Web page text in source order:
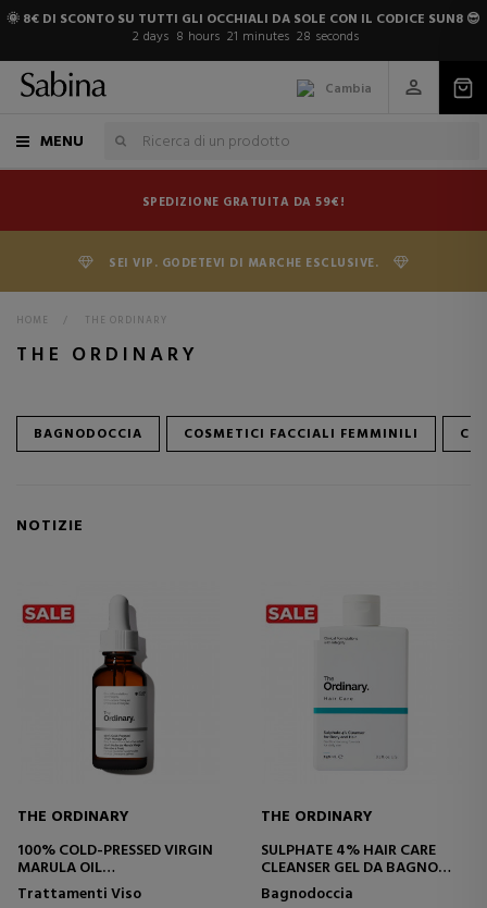
🌞 8€ DI SCONTO SU TUTTI GLI OCCHIALI DA SOLE CON IL CODICE SUN8 😎
2 days 8 hours 21 minutes 28 seconds
Cambia
MENU
SPEDIZIONE GRATUITA DA 59€!
SEI VIP. GODETEVI DI MARCHE ESCLUSIVE.
HOME > THE ORDINARY
THE ORDINARY
BAGNODOCCIA COSMETICI FACCIALI FEMMINILI
NOTIZIE
THE ORDINARY
100% COLD-PRESSED VIRGIN
MARULA OIL
OLIO DI MARULA
Trattamenti Viso
THE ORDINARY
SULPHATE 4% HAIR CARE
CLEANSER GEL DA BAGNO
PER CAPELLI E CORPO
Bagnodoccia